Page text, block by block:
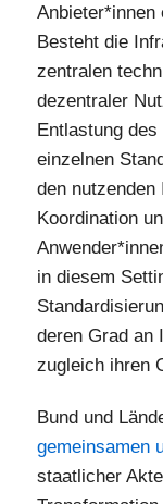
Anbieter*innen
Besteht die
zentralen
dezentraler
Entlastung
einzelnen
den
Koordination
in diesem
deren Grad an
zugleich ihren
Bund und
gemeinsamen
staatlicher